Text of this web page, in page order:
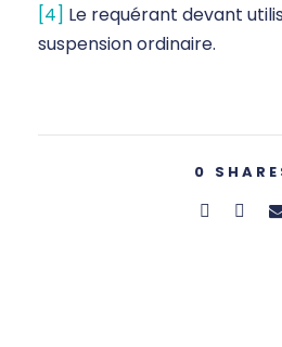
[4] Le requérant devant
suspension ordinaire.
0